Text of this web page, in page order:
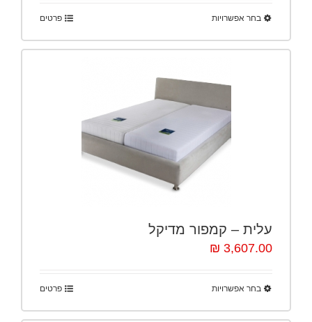
בחר אפשרויות פרטים
עלית – קמפור מדיקל
3,607.00 ₪
בחר אפשרויות פרטים